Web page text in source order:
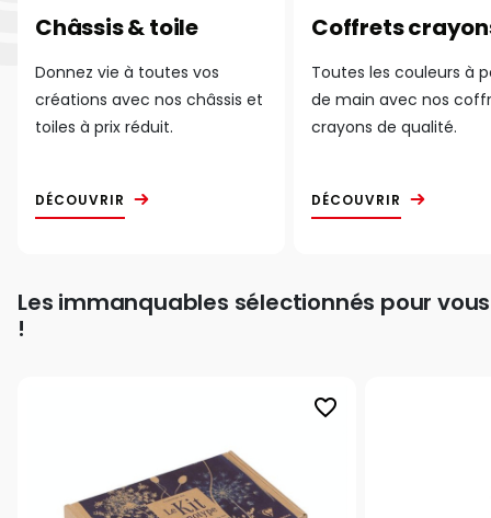
Châssis & toile
Donnez vie à toutes vos
créations avec nos châssis et
toiles à prix réduit.
DÉCOUVRIR
Coffrets
Toutes les couleurs à
de main avec nos
crayons de qualité.
DÉCOUVRIR
Les immanquables sélectionnés pour vous
!
favorite_border